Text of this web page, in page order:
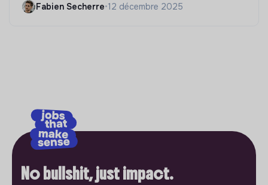
Fabien Secherre•12 décembre 2025
No bullshit, just impact.